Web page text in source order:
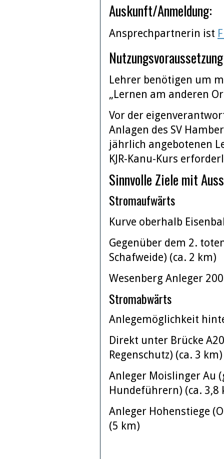
Auskunft/Anmeldung:
Ansprechpartnerin ist
Lehrer benötigen um
„Lernen am anderen
Vor der
Anlagen des SV
jährlich angebotenen
KJR-Kanu-Kurs
Sinnvolle Ziele mit
Stromaufwärts
Kurve oberhalb
Gegenüber dem 2.
Schafweide) (ca. 2 km)
Wesenberg Anleger
Stromabwärts
Anlegemöglichkeit
Direkt unter Brücke
Regenschutz) (ca. 3 km)
Anleger Moislinger Au
Hundeführern) (ca. 3,8
Anleger Hohenstiege
(5 km)